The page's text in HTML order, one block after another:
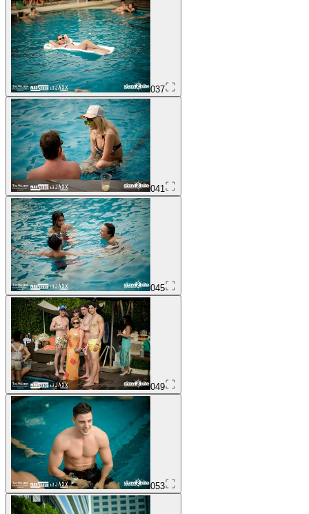
037
041
045
049
053